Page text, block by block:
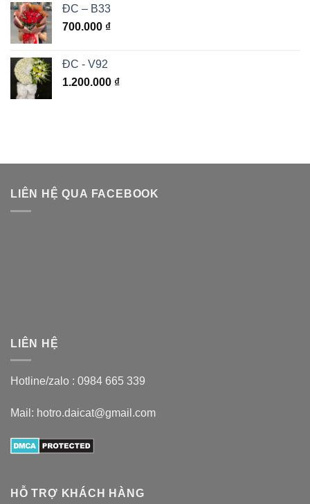
ĐC – B33
700.000 ₫
ĐC - V92
1.200.000 ₫
LIÊN HỆ QUA FACEBOOK
LIÊN HỆ
Hotline/zalo : 0984 665 339
Mail: hotro.daicat@gmail.com
HỖ TRỢ KHÁCH HÀNG